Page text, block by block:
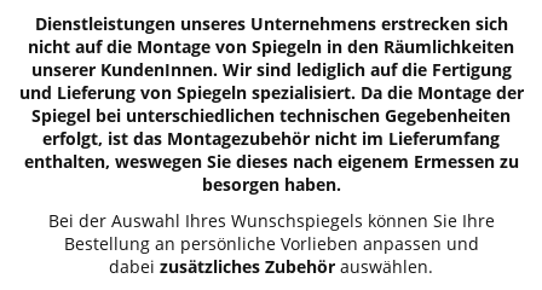
Dienstleistungen unseres Unternehmens erstrecken sich
nicht auf die Montage von Spiegeln in den Räumlichkeiten
unserer KundenInnen. Wir sind lediglich auf die Fertigung
und Lieferung von Spiegeln spezialisiert. Da die Montage der
Spiegel bei unterschiedlichen technischen Gegebenheiten
erfolgt, ist das Montagezubehör nicht im Lieferumfang
enthalten, weswegen Sie dieses nach eigenem Ermessen zu
besorgen haben.
Bei der Auswahl Ihres Wunschspiegels können Sie Ihre
Bestellung an persönliche Vorlieben anpassen und
dabei zusätzliches Zubehör auswählen.